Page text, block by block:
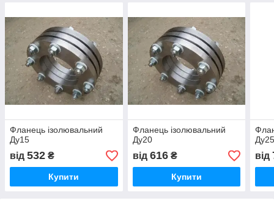
Фланець ізолювальний
Ду15
від 532 ₴
Купити
Фланець ізолювальний
Ду20
від 616₴
Купити
від